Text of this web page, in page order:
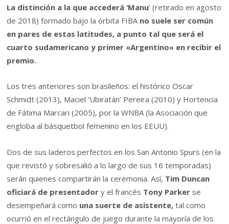
La distinción a la que accederá ‘Manu‘ (retirado en agosto
de 2018) formado bajo la órbita FIBA no suele ser común
en pares de estas latitudes, a punto tal que será el
cuarto sudamericano y primer «Argentino» en recibir el
premio.
Los tres anteriores son brasileños: el histórico Oscar
Schmidt (2013), Maciel ‘Ubiratán’ Pereira (2010) y Hortencia
de Fátima Marcari (2005), por la WNBA (la Asociación que
engloba al básquetbol femenino en los EEUU).
Dos de sus laderos perfectos en los San Antonio Spurs (en la
que revistó y sobresalió a lo largo de sus 16 temporadas)
serán quienes compartirán la ceremonia. Así, Tim Duncan
oficiará de presentador y el francés Tony Parker se
desempeñará como una suerte de asistente,tal como
ocurrió en el rectángulo de juego durante la mayoría de los